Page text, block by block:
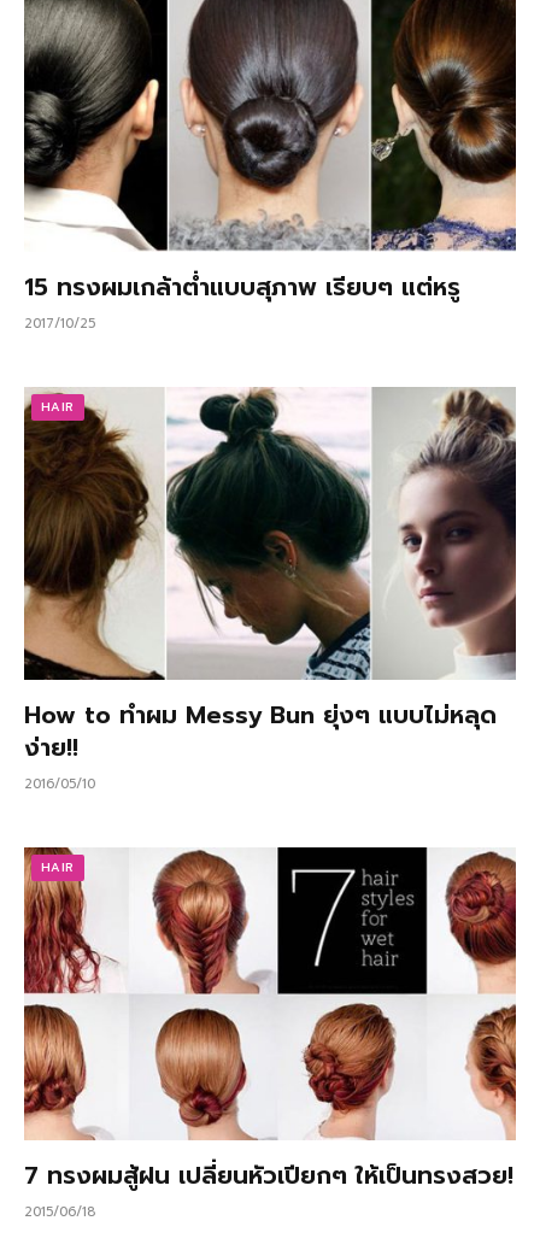
15 ทรงผมเกล้าต่ำแบบสุภาพ เรียบๆ แต่หรู
2017/10/25
HAIR
How to ทำผม Messy Bun ยุ่งๆ แบบไม่หลุด
ง่าย!!
2016/05/10
HAIR
7 ทรงผมสู้ฝน เปลี่ยนหัวเปียกๆ ให้เป็นทรงสวย!
2015/06/18